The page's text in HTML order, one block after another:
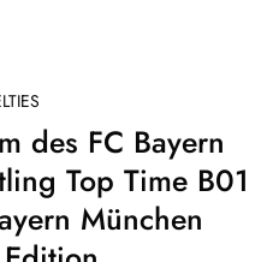
des FC Bayern
Top Time B01
München